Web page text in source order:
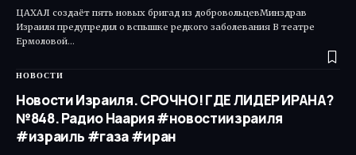
ЦАХАЛ создаёт пять новых бригад из добровольцевМинздрав
Израиля предупредил о вспышке редкого заболевания В театре
Ермоловой…
НОВОСТИ
Новости Израиля. СРОЧНО! ГДЕ ЛИДЕР ИРАНА?
№848. Радио Наария #новостиизраиля
#израиль #газа #иран